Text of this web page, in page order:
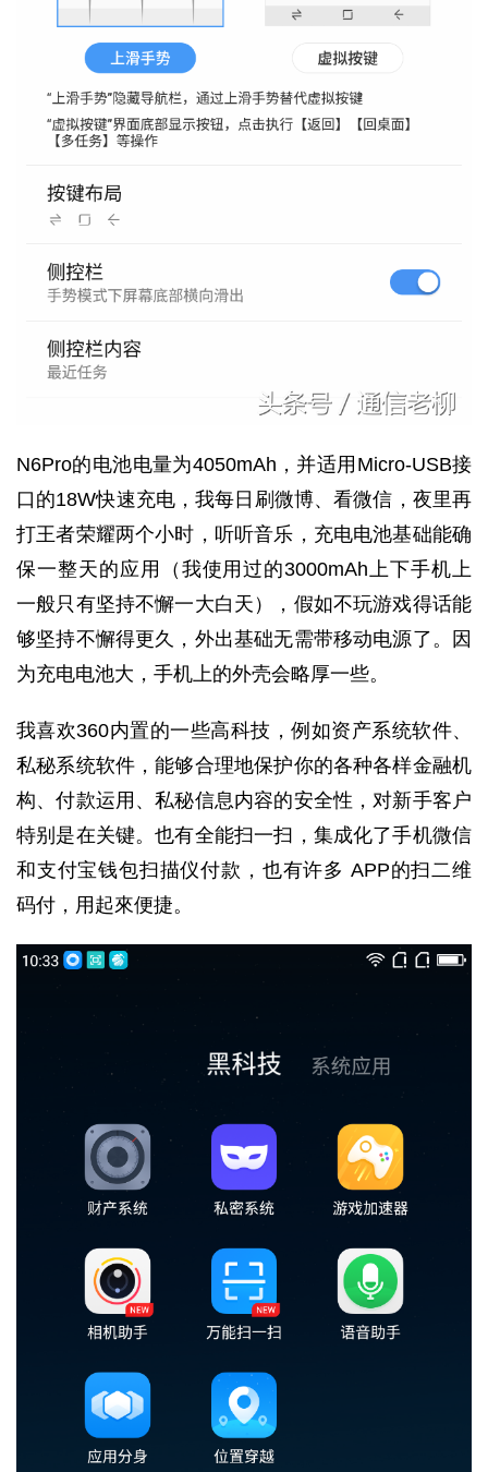
N6Pro的电池电量为4050mAh，并适用Micro-USB接
口的18W快速充电，我每日刷微博、看微信，夜里再
打王者荣耀两个小时，听听音乐，充电电池基础能确
保一整天的应用（我使用过的3000mAh上下手机上
一般只有坚持不懈一大白天），假如不玩游戏得话能
够坚持不懈得更久，外出基础无需带移动电源了。因
为充电电池大，手机上的外壳会略厚一些。
我喜欢360内置的一些高科技，例如资产系统软件、
私秘系统软件，能够合理地保护你的各种各样金融机
构、付款运用、私秘信息内容的安全性，对新手客户
特别是在关键。也有全能扫一扫，集成化了手机微信
和支付宝钱包扫描仪付款，也有许多 APP的扫二维
码付，用起來便捷。